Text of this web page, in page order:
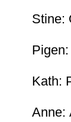
Stine:
Kath:
Anne: